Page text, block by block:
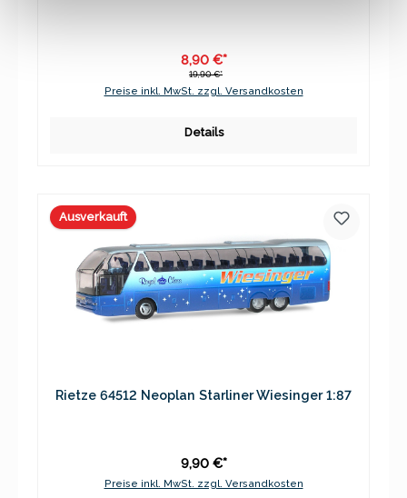
8,90 €*
19,90 €*
Preise inkl. MwSt. zzgl. Versandkosten
Details
Ausverkauft
Rietze 64512 Neoplan Starliner Wiesinger 1:87
9,90 €*
Preise inkl. MwSt. zzgl. Versandkosten